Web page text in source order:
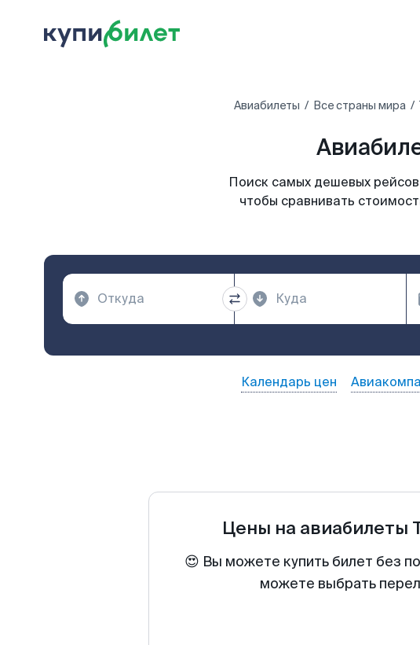
Авиабилеты Все страны мира
Поиск самых дешевых
чтобы сравнивать
Календарь цен
Цены на авиабилеты
😍 Вы можете купить билет без
можете выбрать